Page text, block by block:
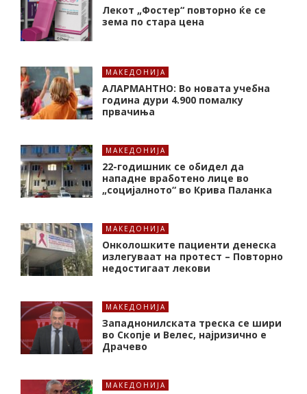
Лекот „Фостер“ повторно ќе се
зема по стара цена
МАКЕДОНИЈА
АЛАРМАНТНО: Во новата учебна
година дури 4.900 помалку
првачиња
МАКЕДОНИЈА
22-годишник се обидел да
нападне вработено лице во
„социјалното“ во Крива Паланка
МАКЕДОНИЈА
Онколошките пациенти денеска
излегуваат на протест – Повторно
недостигаат лекови
МАКЕДОНИЈА
Западнонилската треска се шири
во Скопје и Велес, најризично е
Драчево
МАКЕДОНИЈА